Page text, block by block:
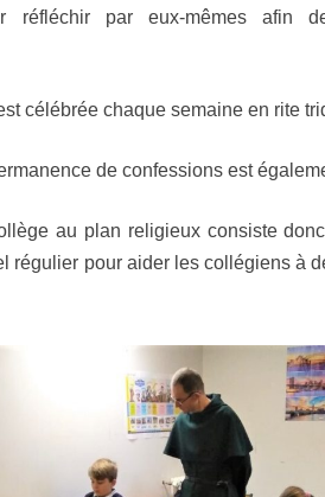
réfléchir par eux-mêmes afin
célébrée chaque semaine en rite
de confessions est
au plan religieux consiste
régulier pour aider les collégiens à